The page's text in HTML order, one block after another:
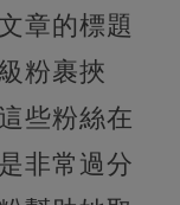
章的標題
粉裹挾
些粉絲在
非常過分